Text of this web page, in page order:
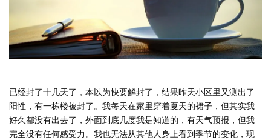
已经封了十几天了，本以为快要解封了，结果昨天小区里又测出了
阳性，有一栋楼被封了。我每天在家里穿着夏天的裙子，但其实我
好久都没有出去了，外面到底几度我是知道的，有天气预报，但我
完全没有任何感受力。我也无法从其他人身上看到季节的变化，现